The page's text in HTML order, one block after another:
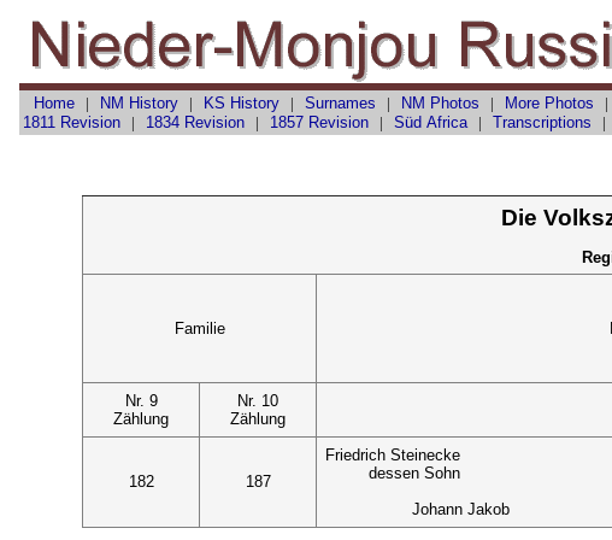
Home| NM History| KS History| Surnames | NM Photos | More Photos |
1811 Revision| 1834 Revision| 1857 Revision | Süd Africa| Transcriptions |
Die
Familie
Nr. 9
Zählung
Nr. 10
Zählung
182 187
Friedrich Steinecke
dessen Sohn
Johann Jakob